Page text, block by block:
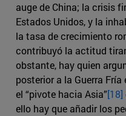
auge de China; la crisis
Estados Unidos, y la
la tasa de crecimiento
contribuyó la actitud
obstante, hay quien
posterior a la Guerra
el “pivote hacia Asia”[18]
ello hay que añadir los